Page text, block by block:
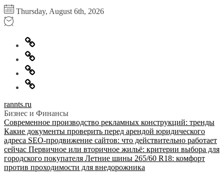
Перейти
к
содержимому
Thursday, August 6th, 2026
Главная
Информация
для
правообладателей
Обратная
связь
Политика
конфиденциальности
rannts.ru
Бизнес и Финансы
Современное производство рекламных конструкций: тренды
Какие документы проверить перед арендой юридического
адреса SEO-продвижение сайтов: что действительно работает
сейчас Первичное или вторичное жильё: критерии выбора для
городского покупателя Летние шины 265/60 R18: комфорт
против проходимости для внедорожника